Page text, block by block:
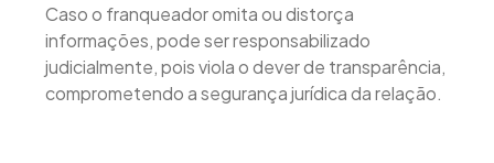
Caso o franqueador omita ou distorça
informações, pode ser responsabilizado
judicialmente, pois viola o dever de transparência,
comprometendo a segurança jurídica da relação.